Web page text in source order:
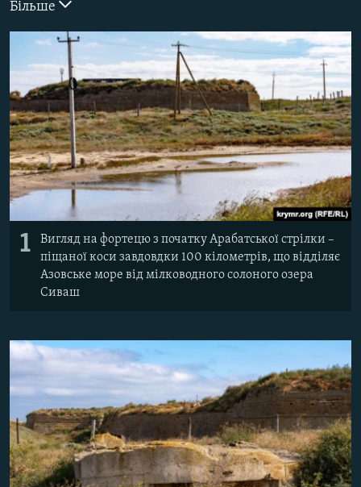
СВІДЧЕННЯ ОКУПАЦІЇ
УКРАЇНСЬКА ПРОБЛЕМА КРИМУ
ІНФОГРАФІКА
Русский
Qırımtatar
ДОЛУЧАЙСЯ!
Усі сайти RFE/RL
Більше
1
Вигляд на фортецю з початку Арабатської стрілки –
піщаної коси завдовдки 100 кілометрів, що відділяє
Азовське море від мілководного солоного озера
Сиваш